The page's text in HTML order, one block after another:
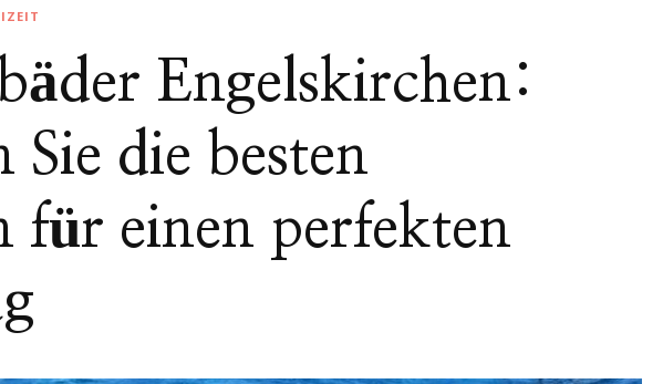
Engelskirchen:
Sie die besten
für einen perfekten